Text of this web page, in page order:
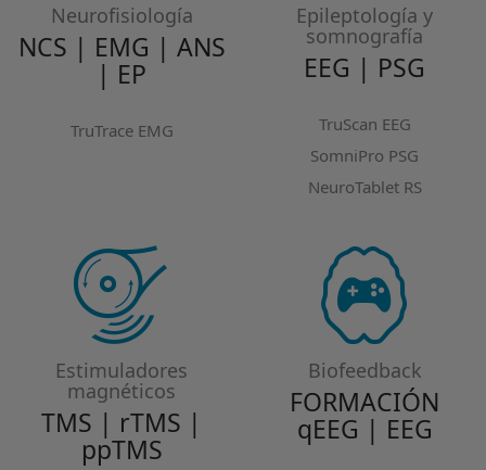
Neurofisiología
NCS | EMG | ANS
| EP
TruTrace EMG
Epileptología y
somnografía
EEG | PSG
TruScan EEG
SomniPro PSG
NeuroTablet RS
Estimuladores
magnéticos
TMS | rTMS |
ppTMS
Biofeedback
FORMACIÓN
qEEG | EEG